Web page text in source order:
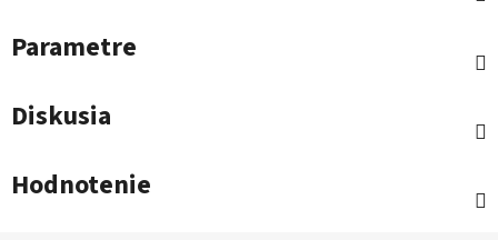
Parametre
Diskusia
Hodnotenie